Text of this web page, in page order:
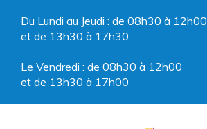
Du Lundi au Jeudi : de 08h30 à 12h00
et de 13h30 à 17h30
Le Vendredi : de 08h30 à 12h00
et de 13h30 à 17h00